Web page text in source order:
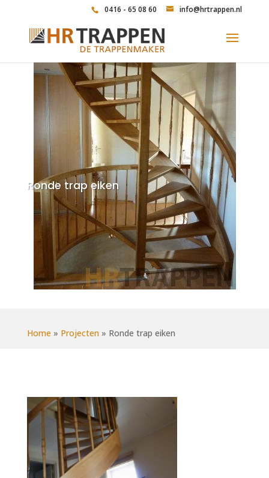
0416 - 65 08 60 info@hrtrappen.nl
Ronde trap eiken
Home » Projecten» Ronde trap eiken